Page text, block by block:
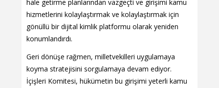
hale getirme planlarından vazgeçti ve girişimi kamu
hizmetlerini kolaylaştırmak ve kolaylaştırmak için
gönüllü bir dijital kimlik platformu olarak yeniden
konumlandırdı.
Geri dönüşe rağmen, milletvekilleri uygulamaya
koyma stratejisini sorgulamaya devam ediyor.
İçişleri Komitesi, hükümetin bu girişimi yeterli kamu